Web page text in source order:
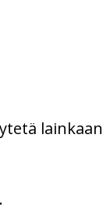
lainkaan